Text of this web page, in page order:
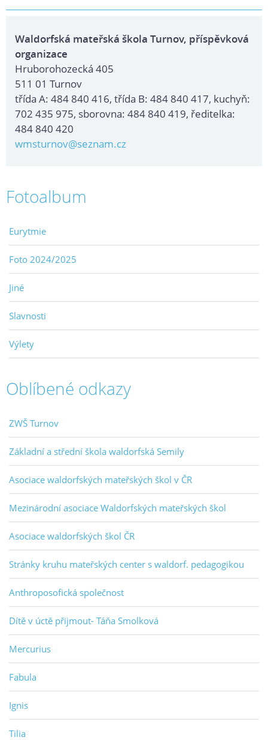
Waldorfská mateřská škola Turnov, příspěvková
organizace
Hruborohozecká 405
511 01 Turnov
třída A: 484 840 416, třída B: 484 840 417, kuchyň:
702 435 975, sborovna: 484 840 419, ředitelka:
484 840 420
wmsturnov@seznam.cz
Fotoalbum
Eurytmie
Foto 2024/2025
Jiné
Slavnosti
Výlety
Oblíbené odkazy
ZWŠ Turnov
Základní a střední škola waldorfská Semily
Asociace waldorfských mateřských škol v ČR
Mezinárodní asociace Waldorfských mateřských škol
Asociace waldorfských škol ČR
Stránky kruhu mateřských center s waldorf. pedagogikou
Anthroposofická společnost
Dítě v úctě přijmout- Táňa Smolková
Mercurius
Fabula
Ignis
Tilia